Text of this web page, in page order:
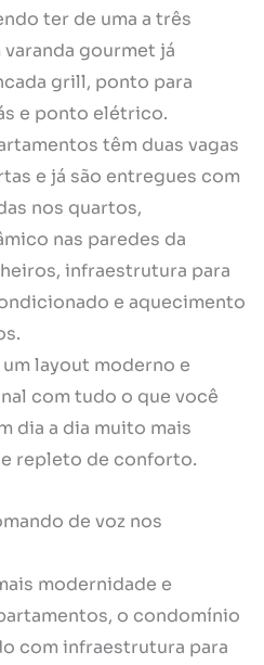
ter de uma a três
gourmet já
grill, ponto para
e ponto elétrico.
têm duas vagas
e já são entregues com
nos quartos,
nas paredes da
infraestrutura para
e aquecimento
layout moderno e
com tudo o que você
dia a dia muito mais
repleto de conforto.
de voz nos
modernidade e
o condomínio
com infraestrutura para